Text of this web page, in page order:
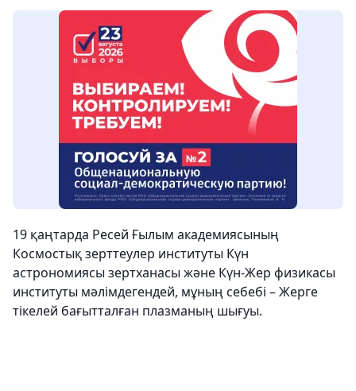
19 қаңтарда Ресей Ғылым академиясының
Космостық зерттеулер институты Күн
астрономиясы зертханасы және Күн-Жер физикасы
институты мәлімдегендей, мұның себебі – Жерге
тікелей бағытталған плазманың шығуы.